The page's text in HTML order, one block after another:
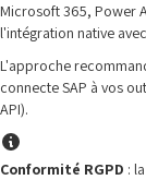
Microsoft 365, Power
l'intégration native
L'approche
connecte SAP à vos
API).
Conformité RGPD :